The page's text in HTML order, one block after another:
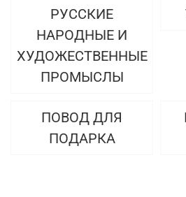
РУССКИЕ
НАРОДНЫЕ И
ХУДОЖЕСТВЕННЫЕ
ПРОМЫСЛЫ
ПОВОД ДЛЯ
ПОДАРКА